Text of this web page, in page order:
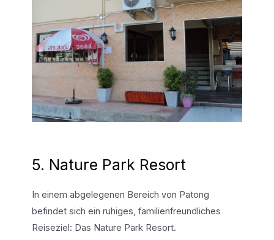
5. Nature Park Resort
In einem abgelegenen Bereich von Patong
befindet sich ein ruhiges, familienfreundliches
Reiseziel: Das Nature Park Resort.